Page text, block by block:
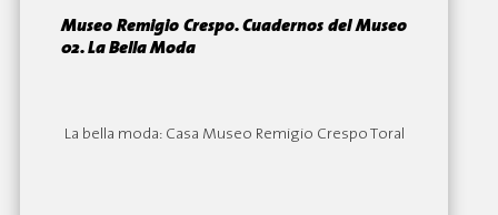
Museo Remigio Crespo. Cuadernos del Museo
02. La Bella Moda
La bella moda: Casa Museo Remigio Crespo Toral